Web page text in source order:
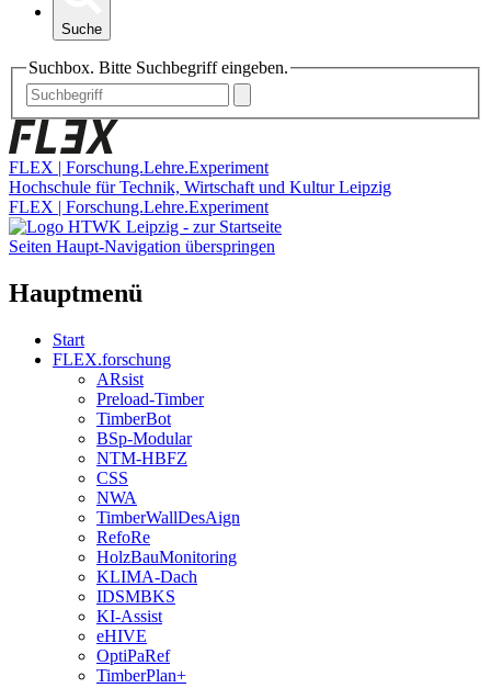
Suche
Suchbox. Bitte Suchbegriff eingeben.
FLEX | Forschung.Lehre.Experiment
Hochschule für Technik, Wirtschaft und Kultur Leipzig
FLEX | Forschung.Lehre.Experiment
Seiten Haupt-Navigation überspringen
Hauptmenü
Start
FLEX.forschung
ARsist
Preload-Timber
TimberBot
BSp-Modular
NTM-HBFZ
CSS
NWA
TimberWallDesAign
RefoRe
HolzBauMonitoring
KLIMA-Dach
IDSMBKS
KI-Assist
eHIVE
OptiPaRef
TimberPlan+